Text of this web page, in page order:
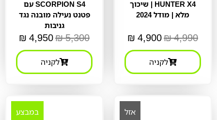
HUNTER X4 | שיכוך
מלא | מודל 2024
4,990
₪
4,900
₪
לקניה
SCORPION S4 עם
פטנט נעילה מובנה נגד
גניבות
5,300
₪
4,950
₪
לקניה
אזל במבצע